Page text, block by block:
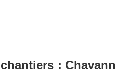
: